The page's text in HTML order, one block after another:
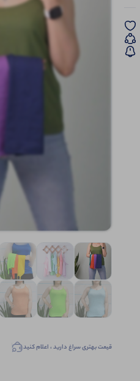
قیمت بهتری سراغ دارید ، اعلام کنید